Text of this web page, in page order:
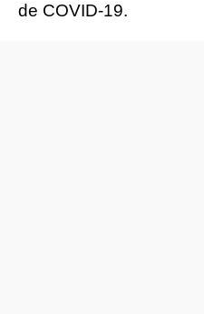
de COVID-19.